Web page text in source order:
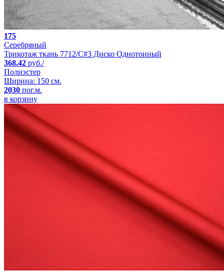
175
Серебряный
Трикотаж ткань 7712/C#3 Диско Однотонный
368.42 руб./
Полиэстер
Ширина: 150 см.
2030 пог.м.
в корзину